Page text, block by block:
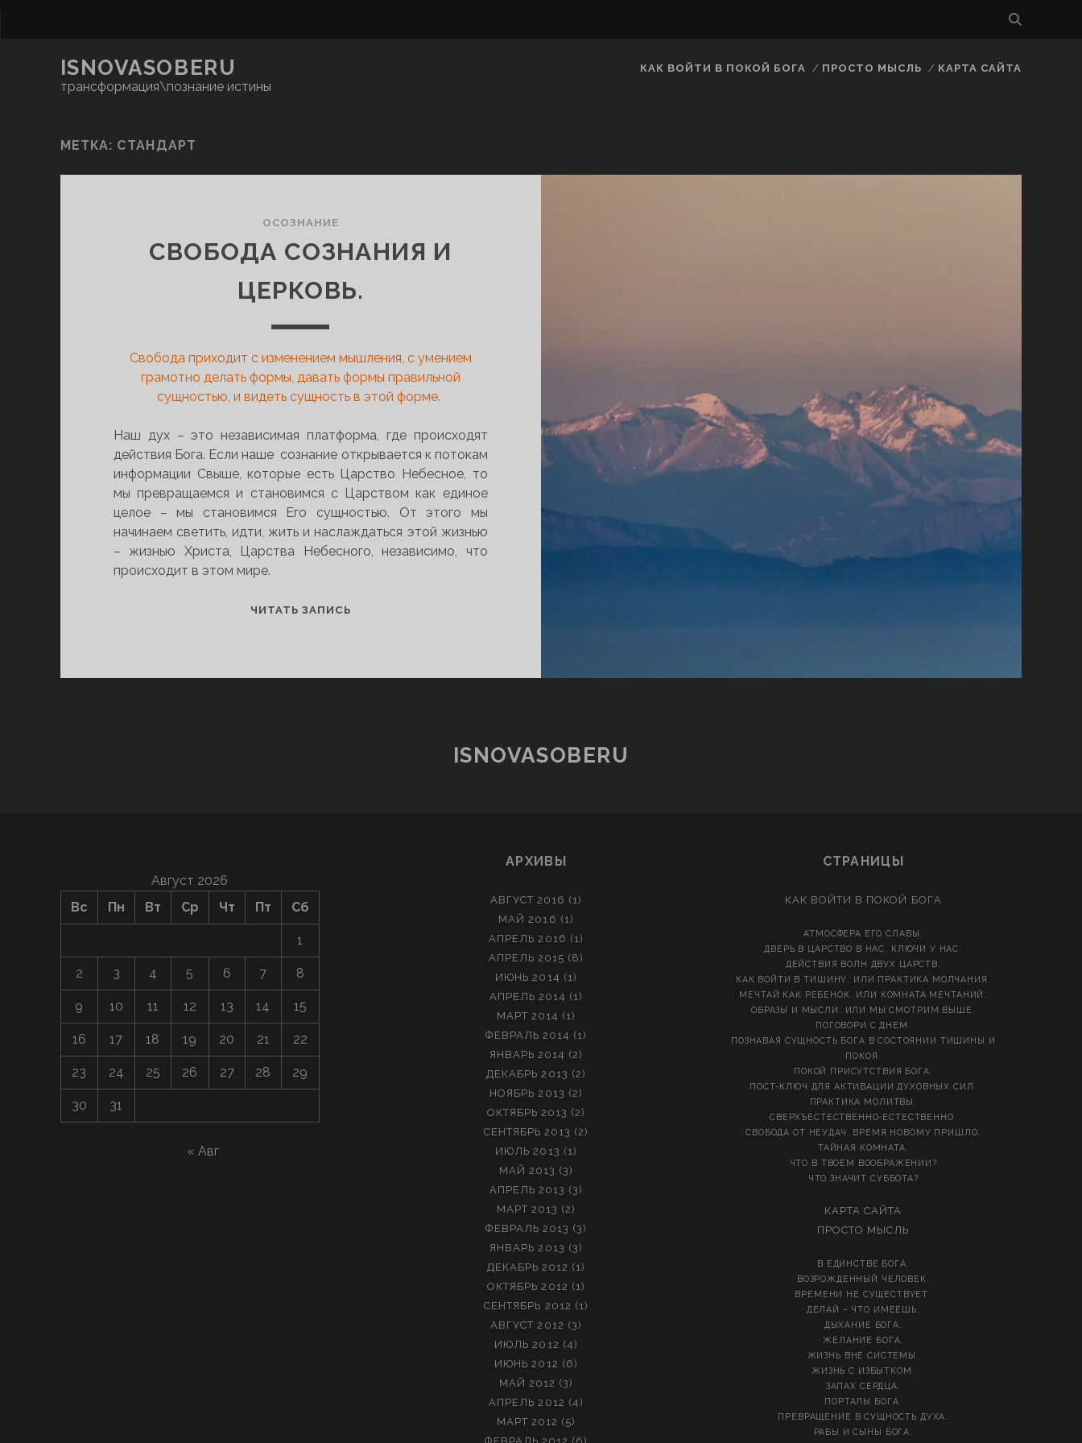
ISNOVASOBERU
трансформация\познание истины
КАК ВОЙТИ В ПОКОЙ БОГА ПРОСТО МЫСЛЬ КАРТА САЙТА
МЕТКА: СТАНДАРТ
ОСОЗНАНИЕ
СВОБОДА СОЗНАНИЯ И
ЦЕРКОВЬ.
Свобода приходит с изменением мышления, с умением
грамотно делать формы, давать формы правильной
сущностью, и видеть сущность в этой форме.
Наш дух – это независимая платформа, где происходят
действия Бога. Если наше сознание открывается к потокам
информации Свыше, которые есть Царство Небесное, то
мы превращаемся и становимся с Царством как единое
целое – мы становимся Его сущностью. От этого мы
начинаем светить, идти, жить и наслаждаться этой жизнью
– жизнью Христа, Царства Небесного, независимо, что
происходит в этом мире.
ЧИТАТЬ ЗАПИСЬСВОБОДА
ISNOVASOBERU
Август 2026
Вс
Пн Вт Ср Чт Пт Сб
1
2 3 4 5 6 7 8
9 10 11 12 13 14 15
16 17 18 19 20 21 22
23 24 25 26 27 28 29
30 31
« Авг
АРХИВЫ
АВГУСТ 2016 (1)
МАЙ 2016 (1)
АПРЕЛЬ 2016 (1)
АПРЕЛЬ 2015 (8)
ИЮНЬ 2014 (1)
АПРЕЛЬ 2014 (1)
МАРТ 2014 (1)
ФЕВРАЛЬ 2014 (1)
ЯНВАРЬ 2014 (2)
ДЕКАБРЬ 2013 (2)
НОЯБРЬ 2013 (2)
ОКТЯБРЬ 2013 (2)
СЕНТЯБРЬ 2013 (2)
ИЮЛЬ 2013 (1)
МАЙ 2013 (3)
АПРЕЛЬ 2013 (3)
МАРТ 2013 (2)
ФЕВРАЛЬ 2013 (3)
ЯНВАРЬ 2013 (3)
ДЕКАБРЬ 2012 (1)
ОКТЯБРЬ 2012 (1)
СЕНТЯБРЬ 2012 (1)
АВГУСТ 2012 (3)
ИЮЛЬ 2012 (4)
ИЮНЬ 2012 (6)
МАЙ 2012 (3)
АПРЕЛЬ 2012 (4)
МАРТ 2012 (5)
СТРАНИЦЫ
КАК ВОЙТИ В ПОКОЙ БОГА
АТМОСФЕРА ЕГО СЛАВЫ.
ДВЕРЬ В ЦАРСТВО В НАС, КЛЮЧИ У НАС.
ДЕЙСТВИЯ ВОЛН ДВУХ ЦАРСТВ.
КАК ВОЙТИ В ТИШИНУ. ИЛИ ПРАКТИКА МОЛЧАНИЯ.
МЕЧТАЙ КАК РЕБЕНОК. ИЛИ КОМНАТА МЕЧТАНИЙ.
ОБРАЗЫ И МЫСЛИ. ИЛИ МЫ СМОТРИМ ВЫШЕ.
ПОГОВОРИ С ДНЕМ.
ПОЗНАВАЯ СУЩНОСТЬ БОГА В СОСТОЯНИИ ТИШИНЫ И
ПОКОЯ.
ПОКОЙ ПРИСУТСТВИЯ БОГА.
ПОСТ-КЛЮЧ ДЛЯ АКТИВАЦИИ ДУХОВНЫХ СИЛ.
ПРАКТИКА МОЛИТВЫ.
СВЕРХЪЕСТЕСТВЕННО-ЕСТЕСТВЕННО.
СВОБОДА ОТ НЕУДАЧ. ВРЕМЯ НОВОМУ ПРИШЛО.
ТАЙНАЯ КОМНАТА.
ЧТО В ТВОЕМ ВООБРАЖЕНИИ?
ЧТО ЗНАЧИТ СУББОТА?
КАРТА САЙТА
ПРОСТО МЫСЛЬ
В ЕДИНСТВЕ БОГА.
ВОЗРОЖДЕННЫЙ ЧЕЛОВЕК.
ВРЕМЕНИ НЕ СУЩЕСТВУЕТ.
ДЕЛАЙ – ЧТО ИМЕЕШЬ.
ДЫХАНИЕ БОГА.
ЖЕЛАНИЕ БОГА.
ЖИЗНЬ ВНЕ СИСТЕМЫ.
ЖИЗНЬ С ИЗБЫТКОМ.
ЗАПАХ СЕРДЦА.
ПОРТАЛЫ БОГА.
ПРЕВРАЩЕНИЕ В СУЩНОСТЬ ДУХА.
РАБЫ И СЫНЫ БОГА.